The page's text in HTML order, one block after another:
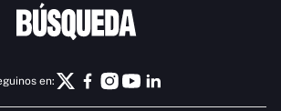
en: